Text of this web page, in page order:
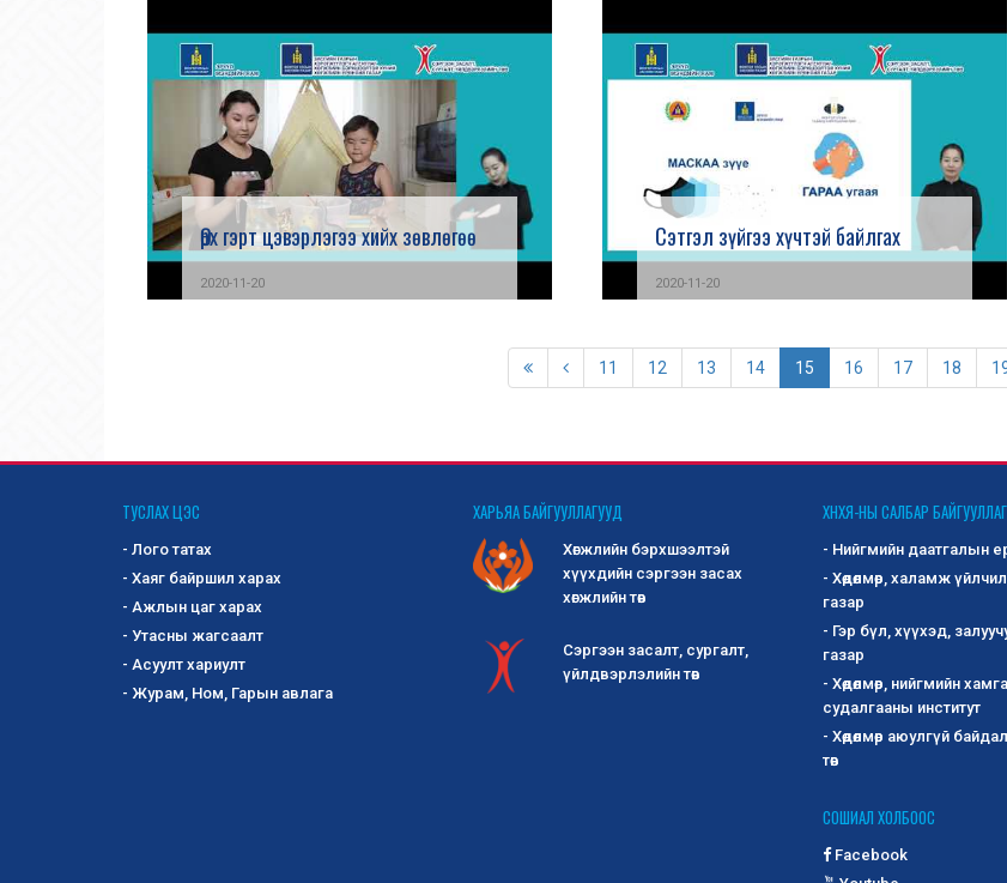
Өрх гэрт цэвэрлэгээ хийх зөвлөгөө
2020-11-20
Сэтгэл зүйгээ хүчтэй байлгах
2020-11-20
11 12 13 14 15 16 17 18
ТУСЛАХ ЦЭС
- Лого татах
- Хаяг байршил харах
- Ажлын цаг харах
- Утасны жагсаалт
- Асуулт хариулт
- Журам, Ном, Гарын авлага
ХАРЬЯА БАЙГУУЛЛАГУУД
Хөгжлийн бэрхшээлтэй
хүүхдийн сэргээн засах
хөгжлийн төв
Сэргээн засалт, сургалт,
үйлдвэрлэлийн төв
ХНХЯ-НЫ САЛБАР
- Нийгмийн даатгалын
- Хөдөлмөр, халамж
газар
- Гэр бүл, хүүхэд,
газар
- Хөдөлмөр, нийгмийн
судалгааны институт
- Хөдөлмөр аюулгүй
төв
СОШИАЛ ХОЛБООС
Facebook